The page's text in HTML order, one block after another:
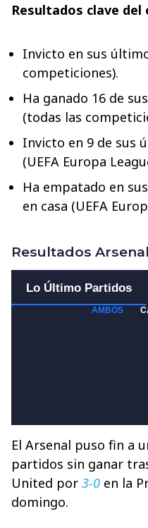
Resultados clave del
Invicto en sus
competiciones).
Ha ganado 16 de
(todas las
Invicto en 9 de sus
(UEFA Europa
Ha empatado en
en casa (UEFA
Resultados Arsenal
El Arsenal puso fin a
partidos sin ganar
United por 3-0 en la
domingo.